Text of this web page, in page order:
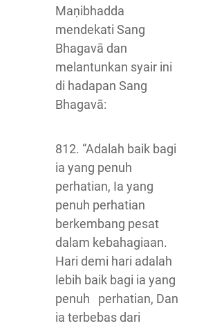
Maṇibhadda
mendekati Sang
Bhagavā dan
melantunkan syair ini
di hadapan Sang
Bhagavā:
812. “Adalah baik bagi
ia yang penuh
perhatian, Ia yang
penuh perhatian
berkembang pesat
dalam kebahagiaan.
Hari demi hari adalah
lebih baik bagi ia yang
penuh perhatian, Dan
ia terbebas dari